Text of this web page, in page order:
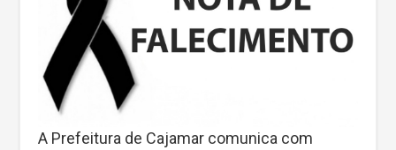
A Prefeitura de Cajamar comunica com